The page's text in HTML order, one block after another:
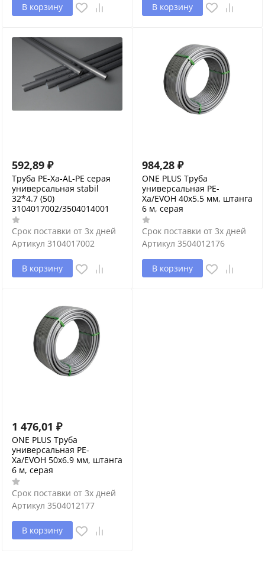
В корзину В корзину
592,89 ₽
Труба PE-Xa-AL-PE серая
универсальная stabil
32*4.7 (50)
3104017002/3504014001
Срок поставки от 3х дней
Артикул 3104017002
В корзину
984,28 ₽
ONE PLUS Труба
универсальная PE-
Xa/EVOH 40x5.5 мм, штанга
6 м, серая
Срок поставки от 3х дней
Артикул 3504012176
В корзину
1 476,01 ₽
ONE PLUS Труба
универсальная PE-
Xa/EVOH 50x6.9 мм, штанга
6 м, серая
Срок поставки от 3х дней
Артикул 3504012177
В корзину